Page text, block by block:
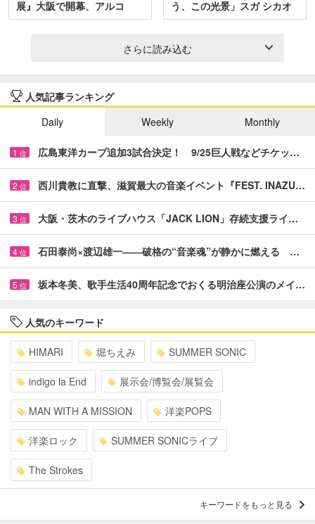
展』大阪で開幕、アルコ
＆…
う、この光景」スガ シカオ
と…
さらに読み込む
人気記事ランキング
Daily
Weekly Monthly
1 位 広島東洋カープ追加3試合決定！ 9/25巨人戦などチケッ…
2 位 西川貴教に直撃、滋賀最大の音楽イベント『FEST. INAZU…
3 位 大阪・茨木のライブハウス「JACK LION」存続支援ライ…
4 位 石田泰尚×渡辺雄一――破格の“音楽魂”が静かに燃える …
5 位 坂本冬美、歌手生活40周年記念でおくる明治座公演のメイ…
人気のキーワード
HIMARI 堀ちえみ SUMMER SONIC
indigo la End 展示会/博覧会/展覧会
MAN WITH A MISSION 洋楽POPS
洋楽ロック SUMMER SONICライブ
The Strokes
キーワードをもっと見る